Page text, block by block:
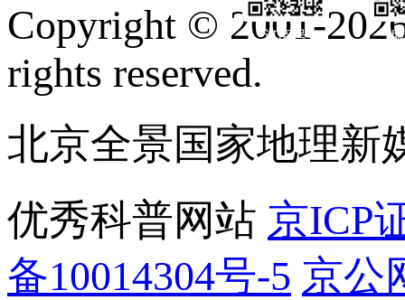
订阅号
Copyright © 2001-
rights reserved.
北京全景国家地理新
优秀科普网站 京ICP
备10014304号-5 京公